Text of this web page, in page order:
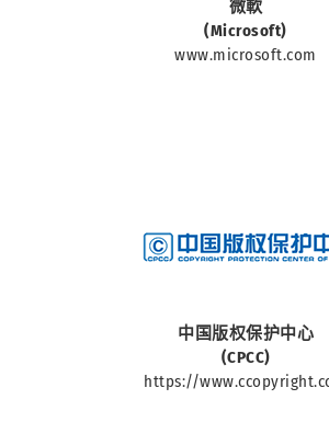
微軟
(Microsoft)
www.microsoft.com
中国版权保护中心
(CPCC)
https://